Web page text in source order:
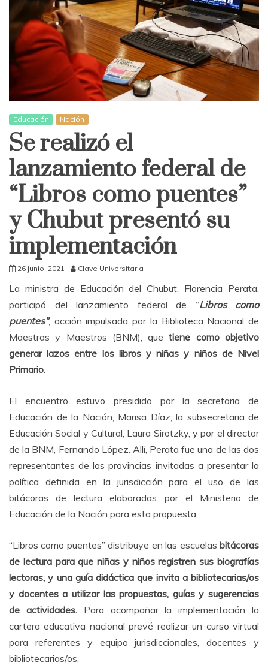
Educación Nación
Se realizó el
lanzamiento federal de
“Libros como puentes”
y Chubut presentó su
implementación
26 junio, 2021 Clave Universitaria
La ministra de Educación del Chubut, Florencia Perata,
participó del lanzamiento federal de “Libros como
puentes”, acción impulsada por la Biblioteca Nacional de
Maestras y Maestros (BNM), quetiene como objetivo
generar lazos entre los libros y niñas y niños de Nivel
Primario.
El encuentro estuvo presidido por la secretaria de
Educación de la Nación, Marisa Díaz; la subsecretaria de
Educación Social y Cultural, Laura Sirotzky, y por el director
de la BNM, Fernando López. Allí, Perata fue una de las dos
representantes de las provincias invitadas a presentar la
política definida en la jurisdicción para el uso de las
bitácoras de lectura elaboradas por el Ministerio de
Educación de la Nación para esta propuesta.
“Libros como puentes” distribuye en las escuelas bitácoras
de lectura para que niñas y niños registren sus biografías
lectoras, y una guía didáctica que invita a bibliotecarias/os
y docentes a utilizar las propuestas, guías y sugerencias
de actividades.Para acompañar la implementación la
cartera educativa nacional prevé realizar un curso virtual
para referentes y equipo jurisdiccionales, docentes y
bibliotecarias/os.